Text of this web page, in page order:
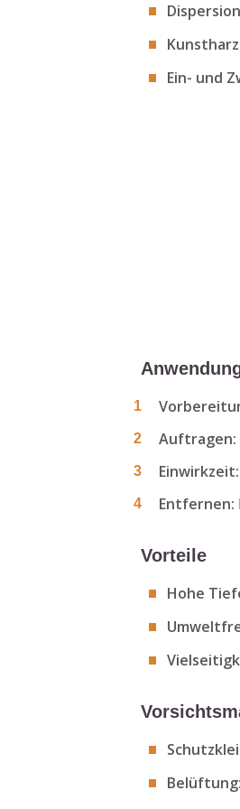
Ein- und
Auftragen:
Einwirkzeit:
Entfernen:
Vorteile
Hohe
Belüftung: